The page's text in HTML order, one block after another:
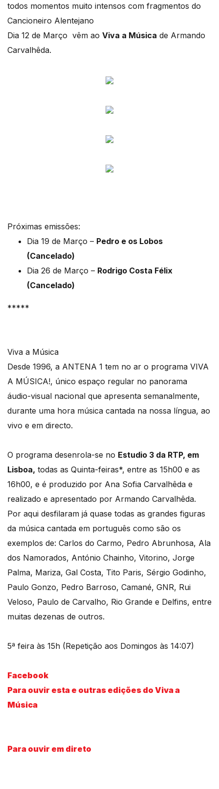
todos momentos muito intensos com fragmentos do
Cancioneiro Alentejano
Dia 12 de Março vêm ao Viva a Música de Armando
Carvalhêda.
Próximas emissões:
Dia 19 de Março – Pedro e os Lobos
(Cancelado)
Dia 26 de Março – Rodrigo Costa Félix
(Cancelado)
*****
Viva a Música
Desde 1996, a ANTENA 1 tem no ar o programa VIVA
A MÚSICA!, único espaço regular no panorama
áudio-visual nacional que apresenta semanalmente,
durante uma hora música cantada na nossa língua, ao
vivo e em directo.
O programa desenrola-se no Estudio 3 da RTP, em
Lisboa, todas as Quinta-feiras*, entre as 15h00 e as
16h00, e é produzido por Ana Sofia Carvalhêda e
realizado e apresentado por Armando Carvalhêda.
Por aqui desfilaram já quase todas as grandes figuras
da música cantada em português como são os
exemplos de: Carlos do Carmo, Pedro Abrunhosa, Ala
dos Namorados, António Chainho, Vitorino, Jorge
Palma, Mariza, Gal Costa, Tito Paris, Sérgio Godinho,
Paulo Gonzo, Pedro Barroso, Camané, GNR, Rui
Veloso, Paulo de Carvalho, Rio Grande e Delfins, entre
muitas dezenas de outros.
5ª feira às 15h (Repetição aos Domingos às 14:07)
Facebook
Para ouvir esta e outras edições do Viva a
Música
Para ouvir em direto